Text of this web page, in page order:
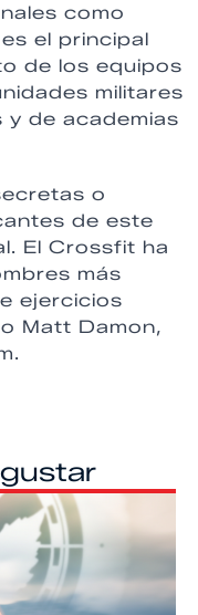
como
el principal
de los equipos
militares
y de academias
o
de este
El Crossfit ha
más
ejercicios
Matt Damon,